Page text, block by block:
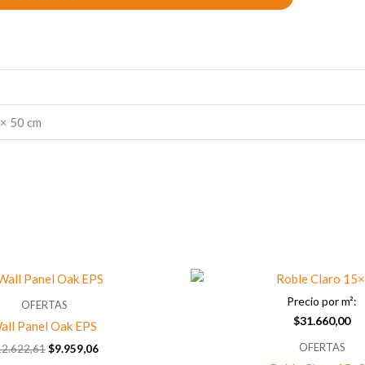
50 cm
OFERTAS
Panel Oak EPS
El
original
$12.622,61.
$9.959,06
El
Precio por m²:
$31.660,00
OFERTAS